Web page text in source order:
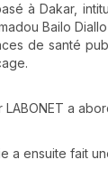
à Dakar,
Bailo
de santé
LABONET a
a ensuite fait